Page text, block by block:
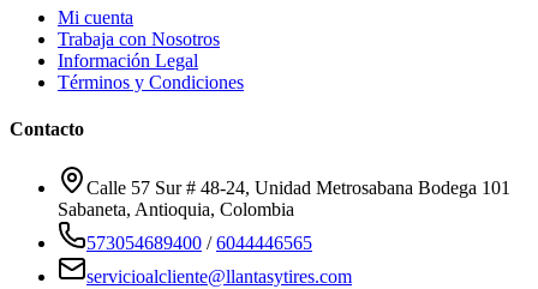
Mi cuenta
Trabaja con Nosotros
Información Legal
Términos y Condiciones
Contacto
Calle 57 Sur # 48-24, Unidad Metrosabana Bodega 101
Sabaneta, Antioquia, Colombia
573054689400 /6044446565
servicioalcliente@llantasytires.com